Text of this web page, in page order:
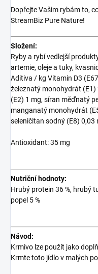
Dopřejte Vašim rybám to,
StreamBiz Pure Nature!
Složení:
Ryby a rybí vedlejší
artemie, oleje a tuky,
Aditiva / kg Vitamin D3
železnatý monohydrát
(E2) 1 mg, síran měďnatý
manganatý monohydrát
seleničitan sodný (E8) 0,03
Antioxidant: 35 mg
Nutriční hodnoty:
Hrubý protein 36 %, hrubý
popel 5 %
Návod:
Krmivo lze použít jako
Krmte toto jídlo v malých